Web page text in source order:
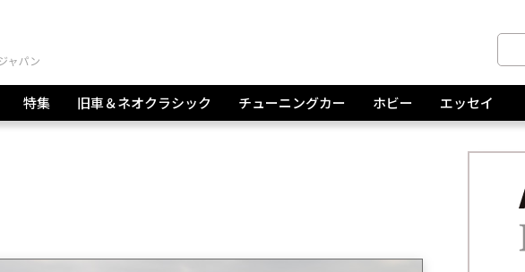
特集 旧車＆ネオクラシック チューニングカー ホビー エッセイ